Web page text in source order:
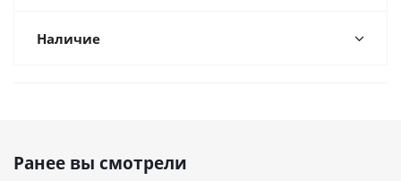
Наличие
Ранее вы смотрели